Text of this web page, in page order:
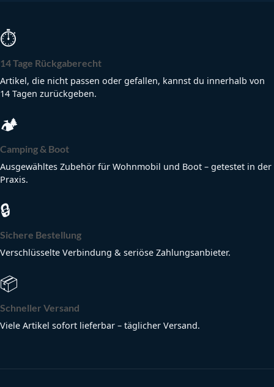
⏱
14 Tage Rückgaberecht
Artikel, die nicht passen oder gefallen, kannst du innerhalb von
14 Tagen zurückgeben.
🏕
Camping & Boot
Ausgewähltes Zubehör für Wohnmobil und Boot – getestet in der
Praxis.
🔒
Sichere Bestellung
Verschlüsselte Verbindung & seriöse Zahlungsanbieter.
📦
Schneller Versand
Viele Artikel sofort lieferbar – täglicher Versand.